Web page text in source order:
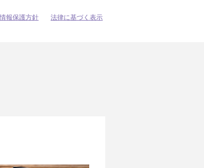
報保護方針 法律に基づく表示